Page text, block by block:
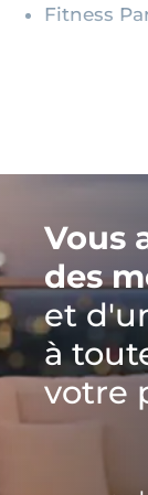
Fitness
Vous
des
et
à
votre